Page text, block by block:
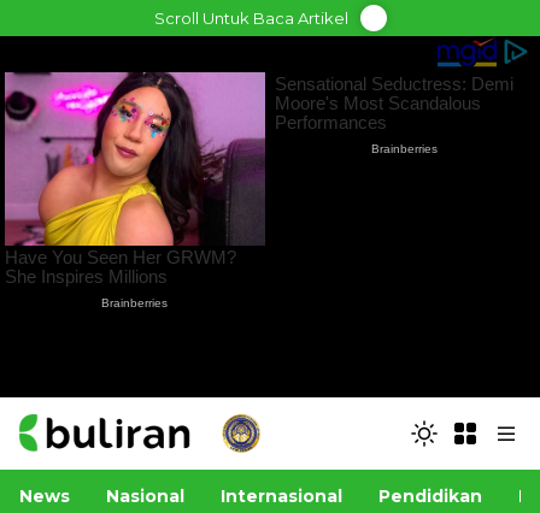
to
Scroll Untuk Baca Artikel
News Nasional Internasional Pendidikan